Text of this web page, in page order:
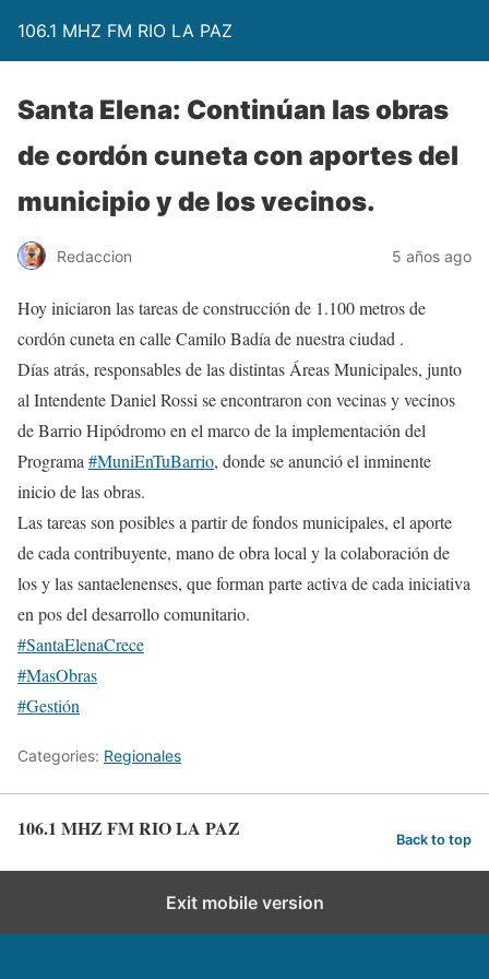
106.1 MHZ FM RIO LA PAZ
Santa Elena: Continúan las obras
de cordón cuneta con aportes del
municipio y de los vecinos.
Redaccion 5 años ago
Hoy iniciaron las tareas de construcción de 1.100 metros de
cordón cuneta en calle Camilo Badía de nuestra ciudad .
Días atrás, responsables de las distintas Áreas Municipales, junto
al Intendente Daniel Rossi se encontraron con vecinas y vecinos
de Barrio Hipódromo en el marco de la implementación del
Programa #MuniEnTuBarrio, donde se anunció el inminente
inicio de las obras.
Las tareas son posibles a partir de fondos municipales, el aporte
de cada contribuyente, mano de obra local y la colaboración de
los y las santaelenenses, que forman parte activa de cada iniciativa
en pos del desarrollo comunitario.
#SantaElenaCrece
#MasObras
#Gestión
Categories: Regionales
106.1 MHZ FM RIO LA PAZ Back to top
Exit mobile version